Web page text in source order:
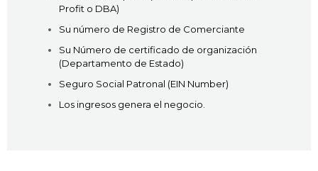
Profit o DBA)
Su número de Registro de Comerciante
Su Número de certificado de organización
(Departamento de Estado)
Seguro Social Patronal (EIN Number)
Los ingresos genera el negocio.